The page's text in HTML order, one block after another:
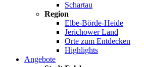
Schartau
Region
Elbe-Börde-Heide
Jerichower Land
Orte zum Entdecken
Highlights
Angebote